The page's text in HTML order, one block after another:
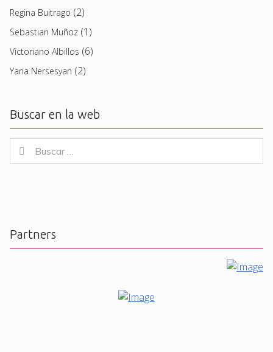
Regina Buitrago (2)
Sebastian Muñoz (1)
Victoriano Albillos (6)
Yana Nersesyan (2)
Buscar en la web
for:
Buscar
Partners